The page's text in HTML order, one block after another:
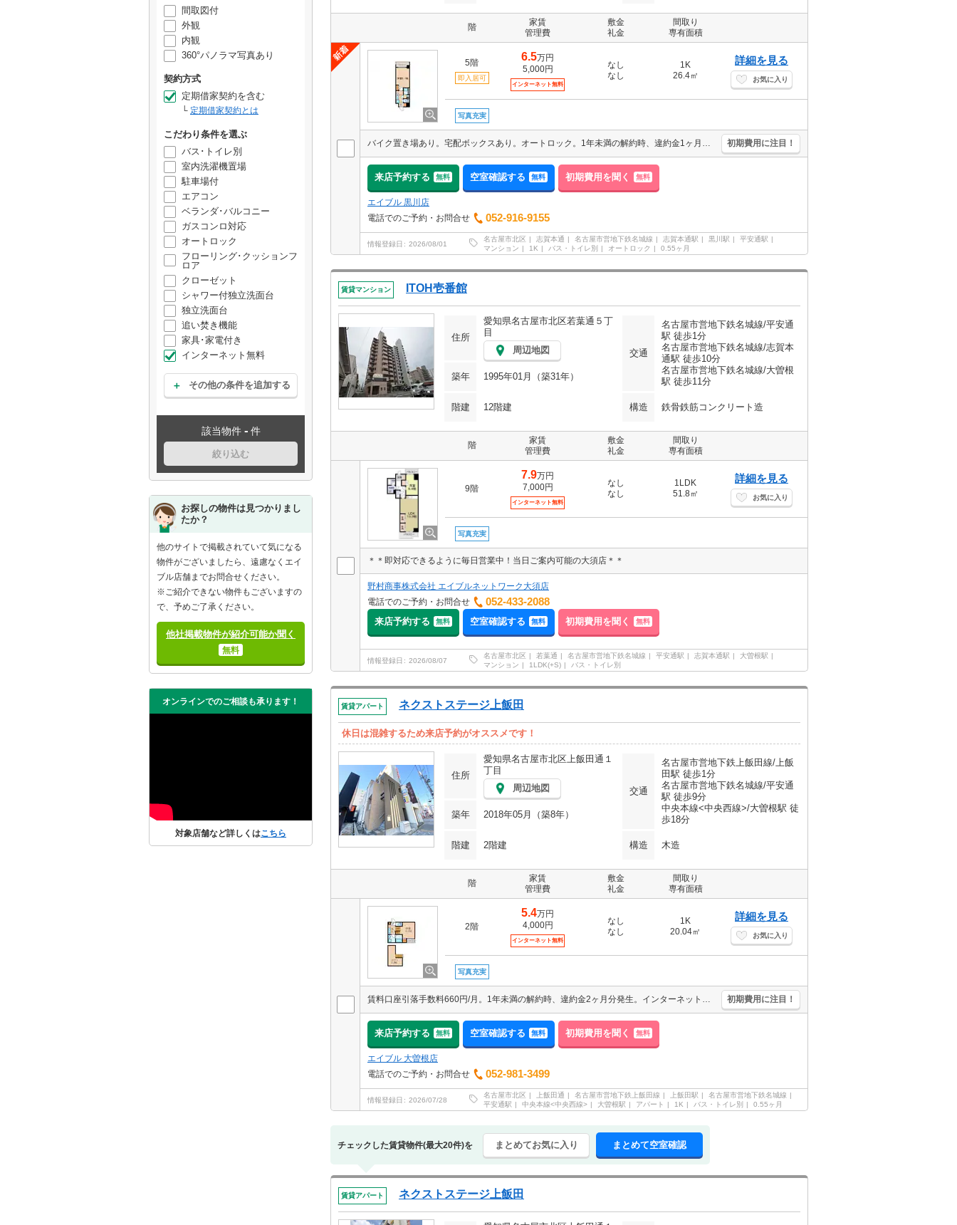
間取図付
外観
内観
360°パノラマ写真あり
契約方式
定期借家契約を含む
定期借家契約とは
こだわり条件を選ぶ
バス･トイレ別
室内洗濯機置場
駐車場付
エアコン
ベランダ･バルコニー
ガスコンロ対応
オートロック
フローリング･クッションフ
ロア
クローゼット
シャワー付独立洗面台
独立洗面台
追い焚き機能
家具･家電付き
インターネット無料
その他の条件を追加する
該当物件 - 件
絞り込む
お探しの物件は見つかりまし
たか？
他のサイトで掲載されていて気になる
物件がございましたら、遠慮なくエイ
ブル店舗までお問合せください。
※ご紹介できない物件もございますの
で、予めご了承ください。
他社掲載物件が紹介可能か聞く
無料
オンラインでのご相談も承ります！
対象店舗など詳しくはこちら
階
家賃
管理費
敷金
礼金
間取り
専有面積
5階
即入居可
6.5万円
5,000円
インターネット無料
なし
なし
1K
26.4㎡
詳細を見る
お気に入り
写真充実
バイク置き場あり。宅配ボックスあり。オートロック。1年未満の解約時、違約金1ヶ月分発生。 初期費用に注目！
来店予約する 無料 空室確認する 無料 初期費用を聞く 無料
エイブル 黒川店
電話でのご予約・お問合せ
052-916-9155
情報登録日 2026/08/01
名古屋市北区 志賀本通 名古屋市営地下鉄名城線 志賀本通駅 黒川駅
平安通駅
マンション
1K バス・トイレ別 オートロック 0.55ヶ月
賃貸マンション ITOH壱番館
住所
愛知県名古屋市北区若葉通５丁
目
周辺地図
交通
名古屋市営地下鉄名城線/平安通
駅 徒歩1分
名古屋市営地下鉄名城線/志賀本
通駅 徒歩10分
名古屋市営地下鉄名城線/大曽根
駅 徒歩11分
築年 1995年01月（築31年）
階建 12階建 構造 鉄骨鉄筋コンクリート造
階
家賃
管理費
敷金
礼金
間取り
専有面積
9階
7.9万円
7,000円
インターネット無料
なし
なし
1LDK
51.8㎡
詳細を見る
お気に入り
写真充実
＊＊即対応できるように毎日営業中！当日ご案内可能の大須店＊＊
野村商事株式会社 エイブルネットワーク大須店
電話でのご予約・お問合せ
052-433-2088
来店予約する 無料 空室確認する 無料 初期費用を聞く 無料
情報登録日 2026/08/07
名古屋市北区 若葉通 名古屋市営地下鉄名城線 平安通駅 志賀本通駅
大曽根駅
マンション
1LDK(+S) バス・トイレ別
賃貸アパート ネクストステージ上飯田
休日は混雑するため来店予約がオススメです！
住所
愛知県名古屋市北区上飯田通１
丁目
周辺地図
交通
名古屋市営地下鉄上飯田線/上飯
田駅 徒歩1分
名古屋市営地下鉄名城線/平安通
駅 徒歩9分
中央本線<中央西線>/大曽根駅 徒
歩18分
築年 2018年05月（築8年）
階建 2階建 構造 木造
階
家賃
管理費
敷金
礼金
間取り
専有面積
2階
5.4万円
4,000円
インターネット無料
なし
なし
1K
20.04㎡
詳細を見る
お気に入り
写真充実
賃料口座引落手数料660円/月。1年未満の解約時、違約金2ヶ月分発生。インターネット無料。 初期費用に注目！
来店予約する 無料 空室確認する 無料 初期費用を聞く 無料
エイブル 大曽根店
電話でのご予約・お問合せ
052-981-3499
情報登録日 2026/07/28
名古屋市北区 上飯田通 名古屋市営地下鉄上飯田線 上飯田駅
名古屋市営地下鉄名城線
平安通駅
中央本線<中央西線> 大曽根駅 アパート 1K バス・トイレ別 0.55ヶ月
チェックした賃貸物件(最大20件)を まとめてお気に入り まとめて空室確認
賃貸アパート ネクストステージ上飯田